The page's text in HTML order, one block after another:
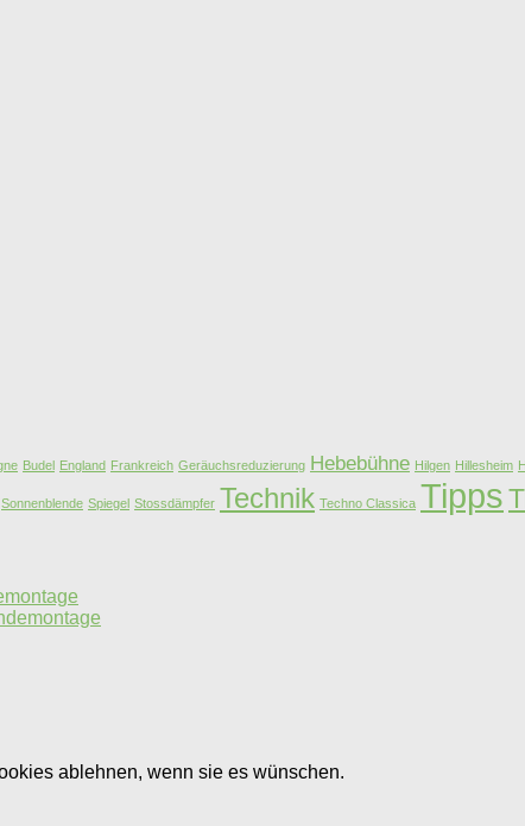
Budel England Frankreich Geräuchsreduzierung Hebebühne Hilgen Hillesheim
Sonnenblende Spiegel Stossdämpfer Technik Techno Classica Tipps
ablehnen, wenn sie es wünschen.